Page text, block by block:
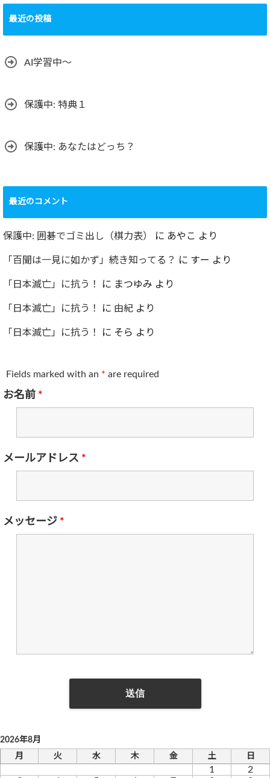
テ
リ
最近の投稿
AI学習中〜
保護中: 特典１
保護中: あなたはどっち？
最近のコメント
保護中: 囲碁でゴミ出し（棋力表） に あやこ より
「百聞は一見に如かず」続き知ってる？ に すー より
「日本滅亡」に抗う！ に まつゆみ より
「日本滅亡」に抗う！ に 由紀 より
「日本滅亡」に抗う！ に そら より
Fields marked with an * are required
お名前 *
メールアドレス *
メッセージ *
2026年8月
月
火 水 木 金 土 日
1
2